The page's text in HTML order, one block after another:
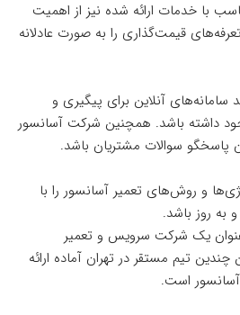
با خدمات ارائه شده نیز از اهمیت
قیمت‌گذاری را به صورت عادلانه
سامانه‌های آنلاین برای پیگیری و
داشته باشد. همچنین شرکت آسانسور
پاسخگو سوالات مشتریان باشد.
و روش‌های تعمیر آسانسور را با
به روز باشد.
یک شرکت سرویس و تعمیر
داشتن چندین تیم مستقر در تهران آماده ارائه
است.